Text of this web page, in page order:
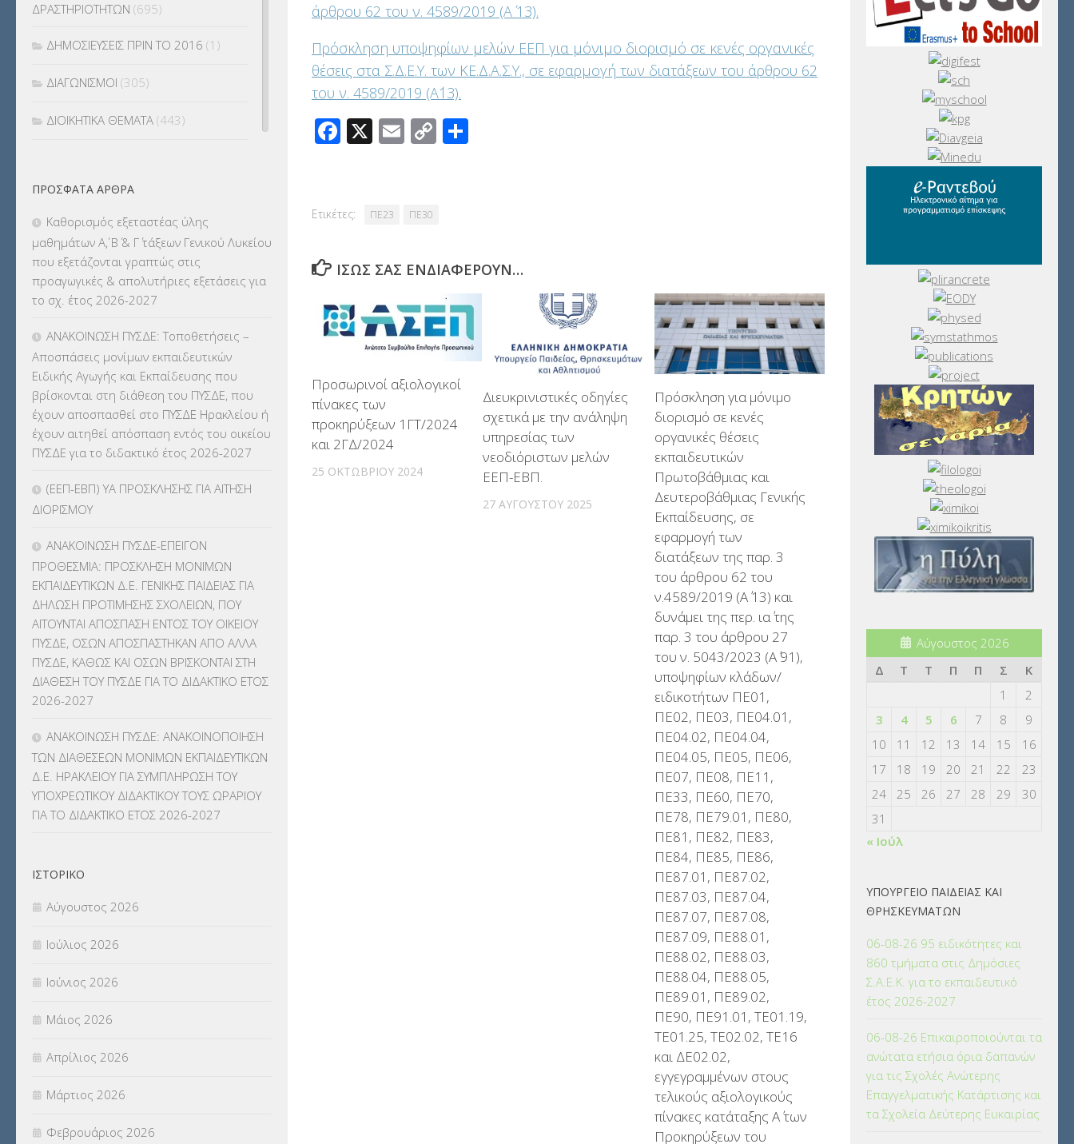
άρθρου 62 του ν. 4589/2019 (Α΄ 13).
Πρόσκληση υποψηφίων μελών ΕΕΠ για μόνιμο διορισμό σε κενές οργανικές
θέσεις στα Σ.Δ.Ε.Υ. των ΚΕ.Δ.Α.Σ.Υ., σε εφαρμογή των διατάξεων του άρθρου 62
του ν. 4589/2019 (Α΄13).
Facebook
X Email
Copy
Ετικέτες: ΠΕ23 ΠΕ30
ΊΣΩΣ ΣΑΣ ΕΝΔΙΑΦΈΡΟΥΝ…
Προσωρινοί αξιολογικοί
πίνακες των
προκηρύξεων 1ΓΤ/2024
και 2ΓΔ/2024
25 ΟΚΤΩΒΡΊΟΥ 2024
Διευκρινιστικές οδηγίες
σχετικά με την ανάληψη
υπηρεσίας των
νεοδιόριστων μελών
ΕΕΠ-ΕΒΠ.
27 ΑΥΓΟΎΣΤΟΥ 2025
Πρόσκληση για μόνιμο
διορισμό σε κενές
οργανικές θέσεις
εκπαιδευτικών
Πρωτοβάθμιας και
Δευτεροβάθμιας Γενικής
Εκπαίδευσης, σε
εφαρμογή των
διατάξεων της παρ. 3
του άρθρου 62 του
ν.4589/2019 (Α΄ 13) και
δυνάμει της περ. ια΄ της
παρ. 3 του άρθρου 27
του ν. 5043/2023 (Α΄ 91),
υποψηφίων κλάδων/
ειδικοτήτων ΠΕ01,
ΠΕ02, ΠΕ03, ΠΕ04.01,
ΠΕ04.02, ΠΕ04.04,
ΠΕ04.05, ΠΕ05, ΠΕ06,
ΠΕ07, ΠΕ08, ΠΕ11,
ΠΕ33, ΠΕ60, ΠΕ70,
ΠΕ78, ΠΕ79.01, ΠΕ80,
ΠΕ81, ΠΕ82, ΠΕ83,
ΠΕ84, ΠΕ85, ΠΕ86,
ΠΕ87.01, ΠΕ87.02,
ΠΕ87.03, ΠΕ87.04,
ΠΕ87.07, ΠΕ87.08,
ΠΕ87.09, ΠΕ88.01,
ΠΕ88.02, ΠΕ88.03,
ΠΕ88.04, ΠΕ88.05,
ΠΕ89.01, ΠΕ89.02,
ΠΕ90, ΠΕ91.01, ΤΕ01.19,
ΤΕ01.25, ΤΕ02.02, ΤΕ16
και ΔΕ02.02,
εγγεγραμμένων στους
τελικούς αξιολογικούς
πίνακες κατάταξης Α΄ των
Προκηρύξεων του
ΔΡΑΣΤΗΡΙΟΤΗΤΩΝ (695)
ΔΗΜΟΣΙΕΥΣΕΙΣ ΠΡΙΝ ΤΟ 2016 (1)
ΔΙΑΓΩΝΙΣΜΟΙ (305)
ΔΙΟΙΚΗΤΙΚΑ ΘΕΜΑΤΑ (443)
ΕΚΔΡΟΜΕΣ(7.354)
ΕΚΠΑΙΔΕΥΤΙΚΑ ΘΕΜΑΤΑ (2.823)
ΕΠΑΛ(366)
ΕΠΙΜΟΡΦΩΣΗ Τ.Π.Ε.
ΕΥΡΩΠΑΪΚΑ ΠΡΟΓΡΑΜΜΑΤΑ(230)
ΚΕΣΥ(60)
ΚΕΣΥΠ (109)
ΚΠγ – ΚΡΑΤΙΚΟ ΠΙΣΤΟΠΟΙΗΤΙΚΟ
ΚΠπ- ΚΡΑΤΙΚΟ ΠΙΣΤΟΠΟΙΗΤΙΚΟ
ΛΟΙΠΑ(309)
ΜΑΘΗΤΕΙΑ(275)
ΜΕΤΑΘΕΣΕΙΣ-ΤΟΠΟΘΕΤΗΣΕΙΣ
ΒΕΛΤΙΩΣΕΙΣ(319)
ΜΕΤΑΤΑΞΕΙΣ
ΜΕΤΑΦΟΡΑ ΜΑΘΗΤΩΝ(3)
ΝΟΜΟΘΕΣΙΑ(66)
ΟΙΚΟΝΟΜΙΚΑ ΘΕΜΑΤΑ(73)
(18)
ΣΥΝΤΑΞΕΙΣ(12)
ΠΡΌΣΦΑΤΑ ΆΡΘΡΑ
Καθορισμός εξεταστέας ύλης
μαθημάτων Α΄, Β΄ & Γ΄ τάξεων Γενικού Λυκείου
που εξετάζονται γραπτώς στις
προαγωγικές & απολυτήριες εξετάσεις για
το σχ. έτος 2026-2027
ΑΝΑΚΟΙΝΩΣΗ ΠΥΣΔΕ: Τοποθετήσεις –
Αποσπάσεις μονίμων εκπαιδευτικών
Ειδικής Αγωγής και Εκπαίδευσης που
βρίσκονται στη διάθεση του ΠΥΣΔΕ, που
έχουν αποσπασθεί στο ΠΥΣΔΕ Ηρακλείου ή
έχουν αιτηθεί απόσπαση εντός του οικείου
ΠΥΣΔΕ για το διδακτικό έτος 2026-2027
(ΕΕΠ-ΕΒΠ) ΥΑ ΠΡΟΣΚΛΗΣΗΣ ΓΙΑ ΑΙΤΗΣΗ
ΔΙΟΡΙΣΜΟΥ
ΑΝΑΚΟΙΝΩΣΗ ΠΥΣΔΕ-ΕΠΕΙΓΟΝ
ΠΡΟΘΕΣΜΙΑ: ΠΡΟΣΚΛΗΣΗ ΜΟΝΙΜΩΝ
ΕΚΠΑΙΔΕΥΤΙΚΩΝ Δ.Ε. ΓΕΝΙΚΗΣ ΠΑΙΔΕΙΑΣ ΓΙΑ
ΔΗΛΩΣΗ ΠΡΟΤΙΜΗΣΗΣ ΣΧΟΛΕΙΩΝ, ΠΟΥ
ΑΙΤΟΥΝΤΑΙ ΑΠΟΣΠΑΣΗ ΕΝΤΟΣ ΤΟΥ ΟΙΚΕΙΟΥ
ΠΥΣΔΕ, ΟΣΩΝ ΑΠΟΣΠΑΣΤΗΚΑΝ ΑΠΟ ΑΛΛΑ
ΠΥΣΔΕ, ΚΑΘΩΣ ΚΑΙ ΟΣΩΝ ΒΡΙΣΚΟΝΤΑΙ ΣΤΗ
ΔΙΑΘΕΣΗ ΤΟΥ ΠΥΣΔΕ ΓΙΑ ΤΟ ΔΙΔΑΚΤΙΚΟ ΕΤΟΣ
2026-2027
ΑΝΑΚΟΙΝΩΣΗ ΠΥΣΔΕ: ΑΝΑΚΟΙΝΟΠΟΙΗΣΗ
ΤΩΝ ΔΙΑΘΕΣΕΩΝ ΜΟΝΙΜΩΝ ΕΚΠΑΙΔΕΥΤΙΚΩΝ
Δ.Ε. ΗΡΑΚΛΕΙΟΥ ΓΙΑ ΣΥΜΠΛΗΡΩΣΗ ΤΟΥ
ΥΠΟΧΡΕΩΤΙΚΟΥ ΔΙΔΑΚΤΙΚΟΥ ΤΟΥΣ ΩΡΑΡΙΟΥ
ΓΙΑ ΤΟ ΔΙΔΑΚΤΙΚΟ ΕΤΟΣ 2026-2027
ΙΣΤΟΡΙΚΌ
Αύγουστος 2026
Ιούλιος 2026
Ιούνιος 2026
Μάιος 2026
Απρίλιος 2026
Μάρτιος 2026
Φεβρουάριος 2026
Αύγουστος 2026
Δ
Τ Τ Π Π Σ
Κ
1
2
3
4 5 6 7 8
9
10
11 12 13 14 15
16
17
18 19 20 21 22
23
24
25 26 27 28 29
30
31
« Ιούλ
ΥΠΟΥΡΓΕΙΟ ΠΑΙΔΕΙΑΣ ΚΑΙ
ΘΡΗΣΚΕΥΜΑΤΩΝ
06-08-26 95 ειδικότητες και
860 τμήματα στις Δημόσιες
Σ.Α.Ε.Κ. για το εκπαιδευτικό
έτος 2026-2027
06-08-26 Επικαιροποιούνται τα
ανώτατα ετήσια όρια δαπανών
για τις Σχολές Ανώτερης
Επαγγελματικής Κατάρτισης και
τα Σχολεία Δεύτερης Ευκαιρίας